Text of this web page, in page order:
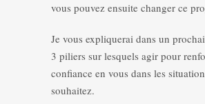
vous pouvez ensuite changer ce
Je vous expliquerai dans un
3 piliers sur lesquels agir pour
confiance en vous dans les
souhaitez.